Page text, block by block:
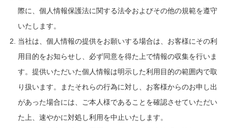
際に、個人情報保護法に関する法令およびその他の規範を遵守
いたします。
当社は、個人情報の提供をお願いする場合は、お客様にその利
用目的をお知らせし、必ず同意を得た上で情報の収集を行いま
す。提供いただいた個人情報は明示した利用目的の範囲内で取
り扱います。またそれらの行為に対し、お客様からのお申し出
があった場合には、ご本人様であることを確認させていただい
た上、速やかに対処し利用を中止いたします。